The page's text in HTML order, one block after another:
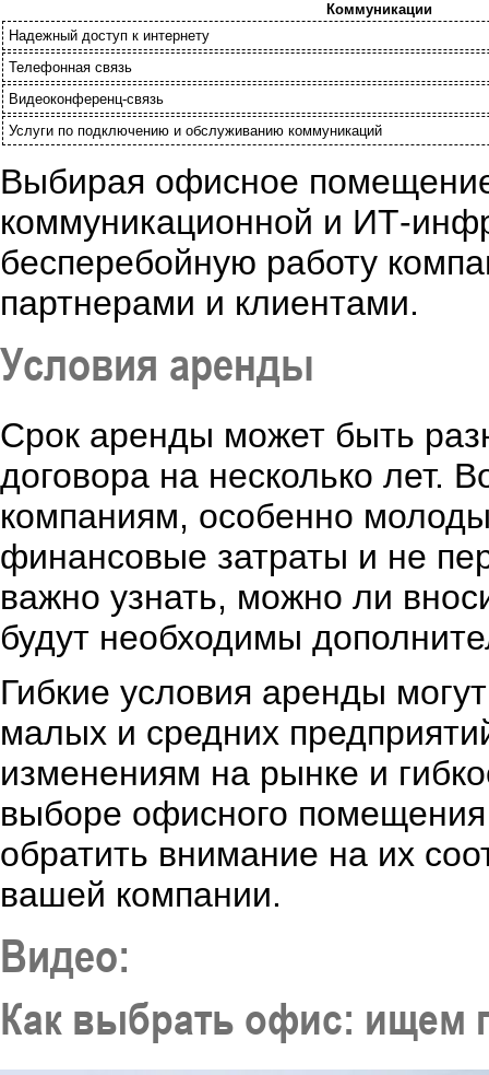
Коммуникации
Надежный доступ к интернету
Телефонная связь
Видеоконференц-связь
Услуги по подключению и обслуживанию коммуникаций
Выбирая офисное
коммуникационной и ИТ-
бесперебойную работу
партнерами и клиентами.
Условия аренды
Срок аренды может быть
договора на несколько лет.
компаниям, особенно
финансовые затраты и не
важно узнать, можно ли
будут необходимы
Гибкие условия аренды
малых и средних
изменениям на рынке и
выборе офисного помещения
обратить внимание на их
вашей компании.
Видео:
Как выбрать офис: ищем